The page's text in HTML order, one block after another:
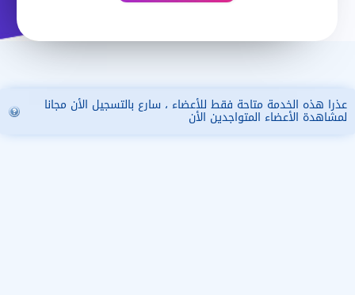
عذرا هذه الخدمة متاحة فقط للأعضاء ، سارع بالتسجيل الأن مجانا
لمشاهدة الأعضاء المتواجدين الأن